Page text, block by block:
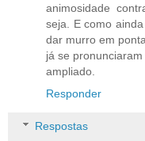
animosidade
seja. E como
dar murro em
já se
ampliado.
Responder
Respostas